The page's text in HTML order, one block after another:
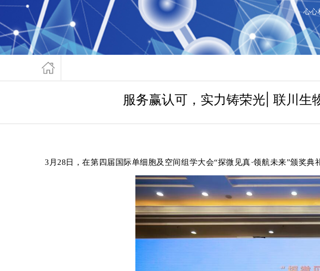
心心
服务赢认可，实力铸荣光| 联川
3 月28日，在第四届国际单细胞及空间组学大会“探微见真·领航未来”颁奖典